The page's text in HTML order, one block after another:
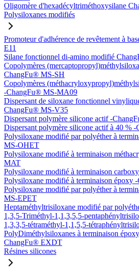
Oligomère d'hexadécyltriméthoxysilane
Polysiloxanes modifiés
Promoteur d'adhérence de revêtement à
E11
Silane fonctionnel di-amino modifié
Copolymères
ChangFu® MS-SH
Copolymères
-ChangFu® MS-MA09
Dispersant de siloxane fonctionnel
ChangFu® MS-V35
Dispersant polymère silicone actif -
Dispersant polymère silicone actif à 40 %
Polysiloxane modifié par polyéther à
MS-OHET
Polysiloxane modifié à terminaison
MAT
Polysiloxane modifié à terminaison
Polysiloxane modifié à terminaison époxy
Polysiloxane modifié par polyéther à
MS-EPET
Heptaméthyltrisiloxane modifié par
1,3,5-Triméthyl-1,1,3,5,5-
1,3,3,5-tétraméthyl-1,1,5,5-
PolyDiméthylsiloxanes à terminaison
ChangFu® EXDT
Résines silicones